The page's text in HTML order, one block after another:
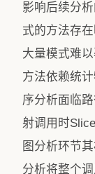
影响后续分
式的方法存
大量模式难
方法依赖统
序分析面临
射调用时
图分析环节
分析将整个